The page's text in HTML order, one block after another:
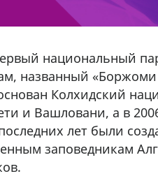
национальный
названный
Колхидский
и Вашловани, а в
лет были
заповедникам
около фастфуда Hask
дом, 571 30 57